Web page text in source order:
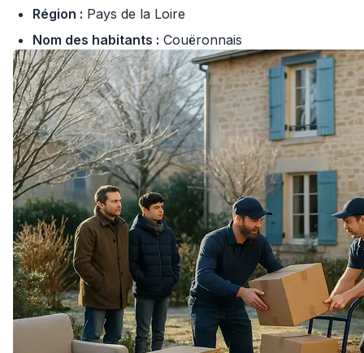
Région : Pays de la Loire
Nom des habitants : Couëronnais